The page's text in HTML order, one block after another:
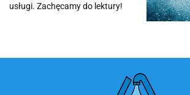
usługi. Zachęcamy do lektury!